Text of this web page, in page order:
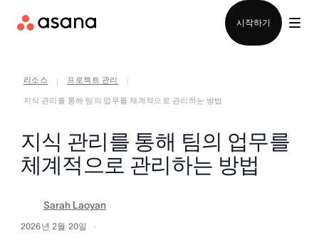
시작하기
리소스 프로젝트 관리
지식 관리를 통해 팀의 업무를 체계적으로 관리하는 방법
지식 관리를 통해 팀의 업무를
체계적으로 관리하는 방법
Sarah Laoyan
2026년 2월 20일